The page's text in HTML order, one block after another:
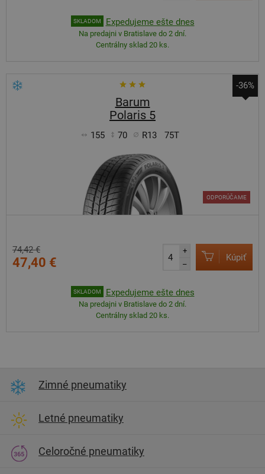
SKLADOM Expedujeme ešte dnes
Na predajni v Bratislave do 2 dní.
Centrálny sklad 20 ks.
-36%
Barum
Polaris 5
155 70 R13 75T
ODPORÚČAME
74,42 €
47,40 €
+
–
Kúpiť
SKLADOM Expedujeme ešte dnes
Na predajni v Bratislave do 2 dní.
Centrálny sklad 20 ks.
Zimné pneumatiky
Letné pneumatiky
Celoročné pneumatiky